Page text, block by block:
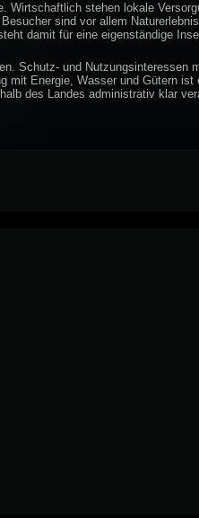
Wirtschaftlich stehen lokale
sind vor allem
damit für eine eigenständige
Schutz- und Nutzungsinteressen
mit Energie, Wasser und Gütern ist
des Landes administrativ klar